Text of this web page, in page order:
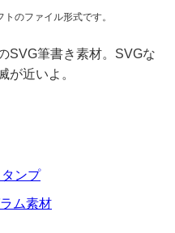
のファイル形式です。
SVG筆書き素材。SVGな
が近いよ。